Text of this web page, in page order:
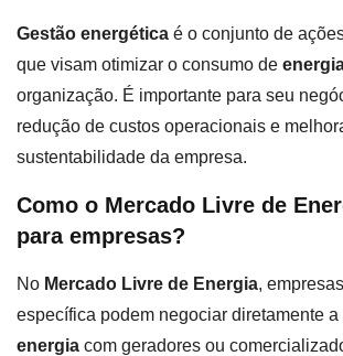
Gestão energética é o conjunto de
que visam otimizar o consumo de
organização. É importante para seu
redução de custos operacionais e
sustentabilidade da empresa.
Como o Mercado Livre de
para empresas?
No Mercado Livre de Energia,
específica podem negociar diretamente a
energia com geradores ou